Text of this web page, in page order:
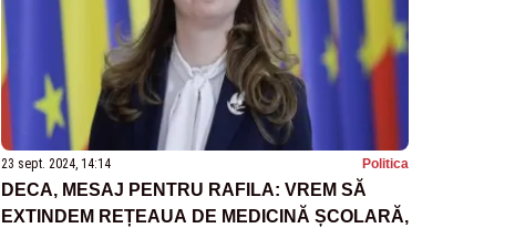
23 sept. 2024, 14:14 Politica
DECA, MESAJ PENTRU RAFILA: VREM SĂ
EXTINDEM REȚEAUA DE MEDICINĂ ȘCOLARĂ,